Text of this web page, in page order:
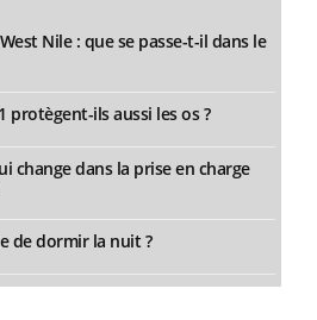
Nile : que se passe-t-il dans le
protègent-ils aussi les os ?
change dans la prise en charge
de dormir la nuit ?